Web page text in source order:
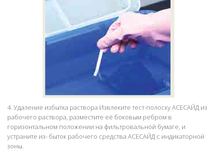
4. Удаление избытка раствора Извлеките тест-полоску АСЕСАЙД из
рабочего раствора, разместите её боковым ребром в
горизонтальном положении на фильтровальной бумаге, и
устраните из- быток рабочего средства АСЕСАЙД с индикаторной
зоны.